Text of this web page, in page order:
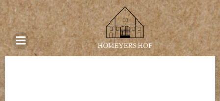
Zum
Inhalt
springen
on September 11, 2023